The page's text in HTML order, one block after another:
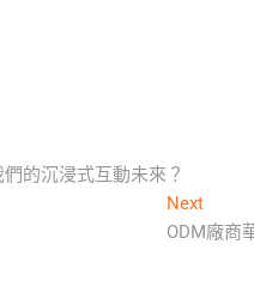
的沉浸式互動未來？
NextNext
post:
ODM廠商